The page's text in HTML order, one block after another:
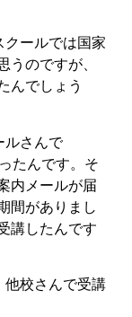
ールでは国家
のですが、
んでしょう
ルさんで
たんです。そ
内メールが届
間がありまし
講したんです
他校さんで受講